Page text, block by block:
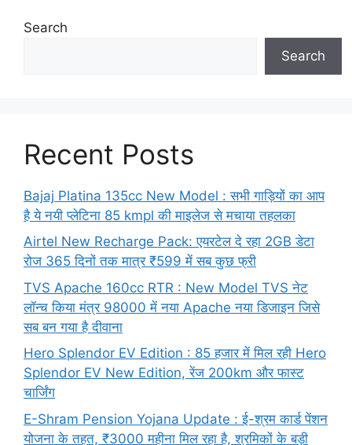
Search
Search
Recent Posts
Bajaj Platina 135cc New Model : सभी गाड़ियों का आप
है ये नयी प्लेटिना 85 kmpl की माइलेज से मचाया तहलका
Airtel New Recharge Pack: एयरटेल दे रहा 2GB डेटा
रोज 365 दिनों तक मात्र ₹599 में सब कुछ फ्री
TVS Apache 160cc RTR : New Model TVS नेट
लॉन्च किया मंत्र 98000 में नया Apache नया डिजाइन जिसे
सब बन गया है दीवाना
Hero Splendor EV Edition : 85 हजार में मिल रही Hero
Splendor EV New Edition, रेंज 200km और फास्ट
चार्जिंग
E-Shram Pension Yojana Update : ई-श्रम कार्ड पेंशन
योजना के तहत, ₹3000 महीना मिल रहा है, श्रमिकों के बड़ी